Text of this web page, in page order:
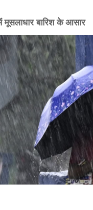
मूसलाधार बारिश के आसार